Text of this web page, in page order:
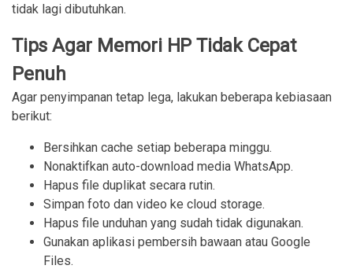
tidak lagi dibutuhkan.
Tips Agar Memori HP Tidak Cepat
Penuh
Agar penyimpanan tetap lega, lakukan beberapa kebiasaan
berikut:
Bersihkan cache setiap beberapa minggu.
Nonaktifkan auto-download media WhatsApp.
Hapus file duplikat secara rutin.
Simpan foto dan video ke cloud storage.
Hapus file unduhan yang sudah tidak digunakan.
Gunakan aplikasi pembersih bawaan atau Google
Files.